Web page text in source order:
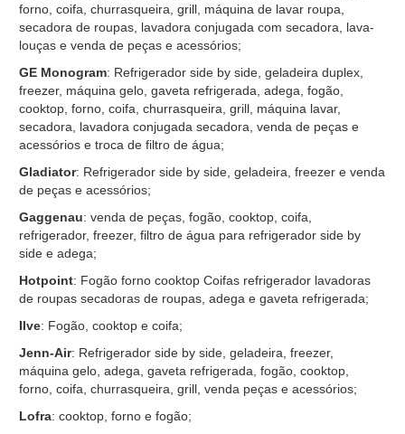
forno, coifa, churrasqueira, grill, máquina de lavar roupa,
secadora de roupas, lavadora conjugada com secadora, lava-
louças e venda de peças e acessórios;
GE Monogram: Refrigerador side by side, geladeira duplex,
freezer, máquina gelo, gaveta refrigerada, adega, fogão,
cooktop, forno, coifa, churrasqueira, grill, máquina lavar,
secadora, lavadora conjugada secadora, venda de peças e
acessórios e troca de filtro de água;
Gladiator: Refrigerador side by side, geladeira, freezer e venda
de peças e acessórios;
Gaggenau: venda de peças, fogão, cooktop, coifa,
refrigerador, freezer, filtro de água para refrigerador side by
side e adega;
Hotpoint: Fogão forno cooktop Coifas refrigerador lavadoras
de roupas secadoras de roupas, adega e gaveta refrigerada;
Ilve: Fogão, cooktop e coifa;
Jenn-Air: Refrigerador side by side, geladeira, freezer,
máquina gelo, adega, gaveta refrigerada, fogão, cooktop,
forno, coifa, churrasqueira, grill, venda peças e acessórios;
Lofra: cooktop, forno e fogão;